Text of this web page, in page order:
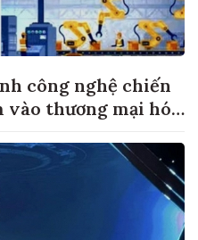
công nghệ chiến
thương mại hóa